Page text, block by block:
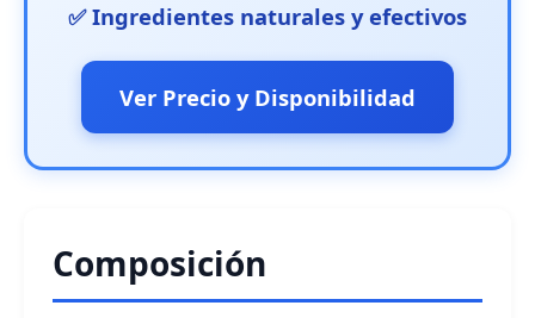
✅ Ingredientes naturales y efectivos
Ver Precio y Disponibilidad
Composición